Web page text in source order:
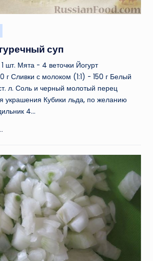
суп
шт. Мята - 4 веточки Йогурт
г Сливки с молоком (1:1) - 150 г Белый
л. Соль и черный молотый перец
украшения Кубики льда, по желанию
4…